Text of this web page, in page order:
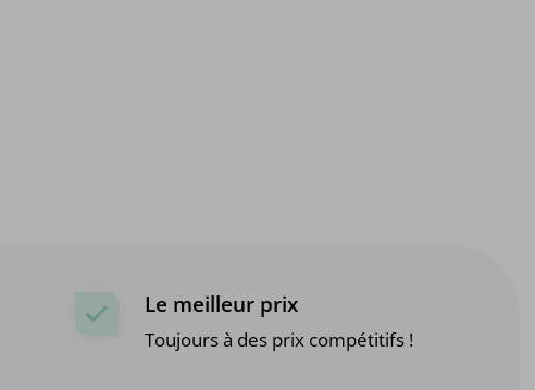
Le meilleur prix
Toujours à des prix compétitifs !